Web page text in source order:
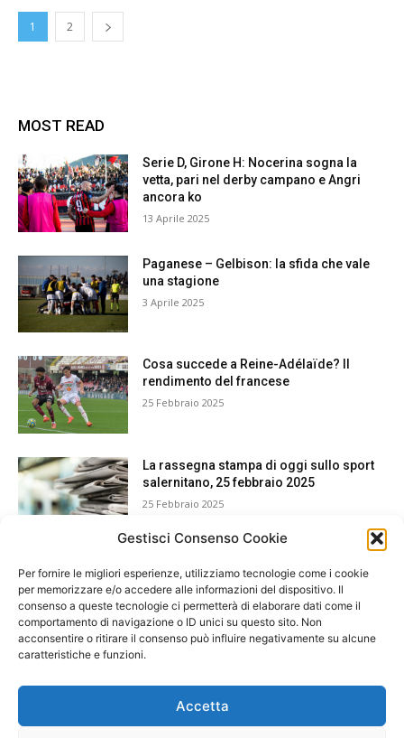
Gestisci Consenso Cookie
Per fornire le migliori esperienze, utilizziamo tecnologie come i cookie
per memorizzare e/o accedere alle informazioni del dispositivo. Il
consenso a queste tecnologie ci permetterà di elaborare dati come il
comportamento di navigazione o ID unici su questo sito. Non
acconsentire o ritirare il consenso può influire negativamente su alcune
caratteristiche e funzioni.
Accetta
1 2
MOST READ
Serie D, Girone H: Nocerina sogna la
vetta, pari nel derby campano e Angri
ancora ko
13 Aprile 2025
Paganese – Gelbison: la sfida che vale
una stagione
3 Aprile 2025
Cosa succede a Reine-Adélaïde? Il
rendimento del francese
25 Febbraio 2025
La rassegna stampa di oggi sullo sport
salernitano, 25 febbraio 2025
25 Febbraio 2025